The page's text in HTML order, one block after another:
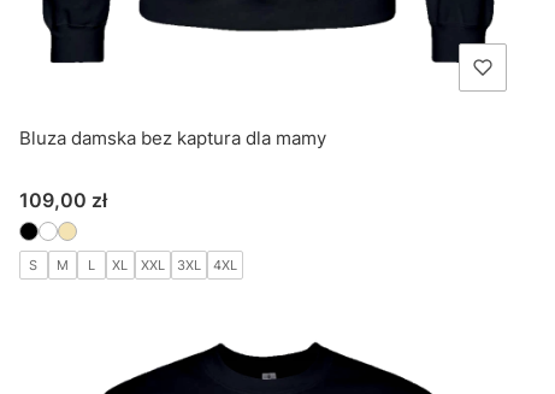
Bluza damska bez kaptura dla mamy
Cena
109,00 zł
S M L XL XXL 3XL 4XL